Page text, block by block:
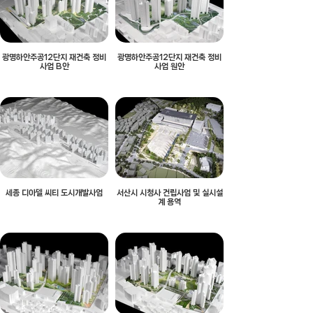
광명하안주공12단지 재건축 정비
사업 B안
광명하안주공12단지 재건축 정비
사업 원안
세종 디아델 씨티 도시개발사업
서산시 시청사 건립사업 및 실시설
계 용역